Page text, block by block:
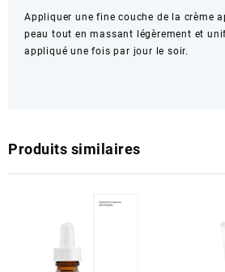
Appliquer une fine couche de la crème
peau tout en massant légèrement et
appliqué une fois par jour le soir.
Produits similaires